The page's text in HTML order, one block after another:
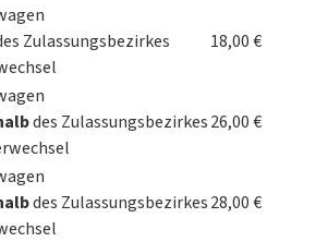
Zulassungsbezirkes
18,00 €
des Zulassungsbezirkes26,00 €
des Zulassungsbezirkes28,00 €